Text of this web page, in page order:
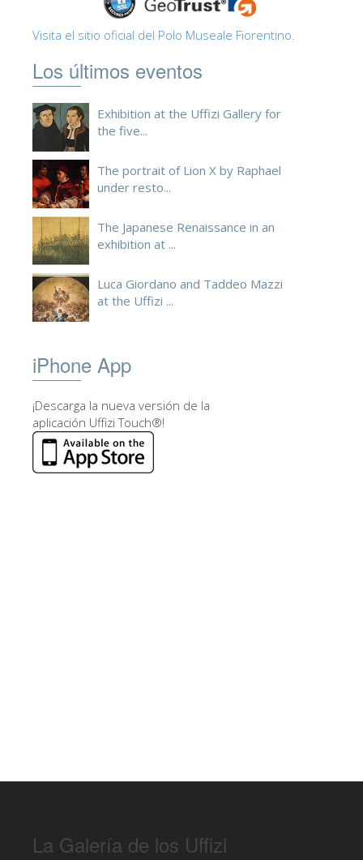
Visita el sitio oficial del Polo Museale Fiorentino.
Los últimos eventos
Exhibition at the Uffizi Gallery for
the five...
The portrait of Lion X by Raphael
under resto...
The Japanese Renaissance in an
exhibition at ...
Luca Giordano and Taddeo Mazzi
at the Uffizi ...
iPhone App
¡Descarga la nueva versión de la
aplicación Uffizi Touch®!
La Galería de los Uffizi